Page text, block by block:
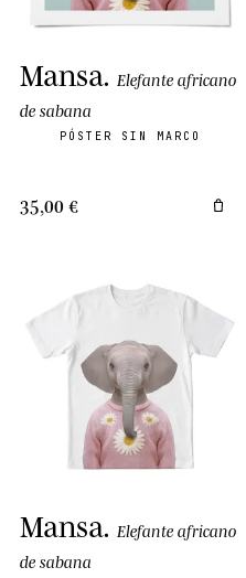
Mansa. Elefante africano
de sabana
PÓSTER SIN MARCO
35,00 €
Mansa. Elefante africano
de sabana